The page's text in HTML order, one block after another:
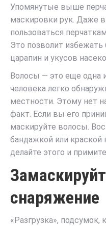
Упомянутые выше
маскировки рук. Даже
пользоваться
Это позволит
царапин и укусов
Волосы — это еще одна
человека легко
местности. Этому нет
факт. Если вы его
маскируйте волосы.
бандажкой или
делайте этого и
снаряжение
«Разгрузка»,